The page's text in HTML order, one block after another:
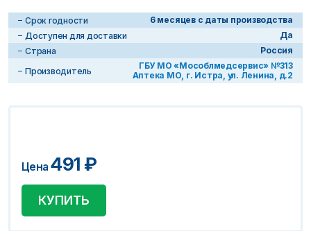
Срок годности
6 месяцев с даты производства
Доступен для доставки
Да
Страна
Россия
Производитель
ГБУ МО «Мособлмедсервис» №313
Аптека МО, г. Истра, ул. Ленина, д.2
Цена 491 ₽
КУПИТЬ